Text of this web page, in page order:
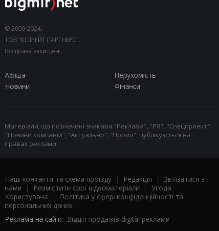
© 2000-2024,
ТОВ "КЕПРЕЙТ ПАРТНЕРС".
Всі права захищені.
Афіша
Нерухомість
Новини
Фінанси
Матеріали, що позначені знаками "Реклама", "PR", "Спецпроект",
"Новини компаній", "Актуально", "Промо", публікуються на
правах реклами.
Наші контакти та схема проїзду | Редакція | Зв'язатися з
нами | Розмістити свої відеоматеріали | Угода
Користувача |
Політика у сфері конфіденційності та
персональних даних
Реклама на сайті: Відділ продажів digital реклами